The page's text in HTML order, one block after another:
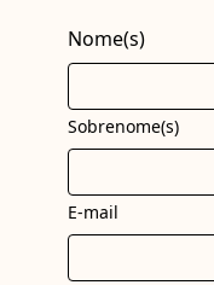
Nome(s)
Sobrenome(s)
E-mail